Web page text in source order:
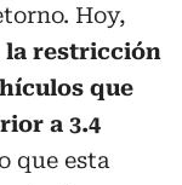
Hoy,
la restricción
que
a 3.4
que esta